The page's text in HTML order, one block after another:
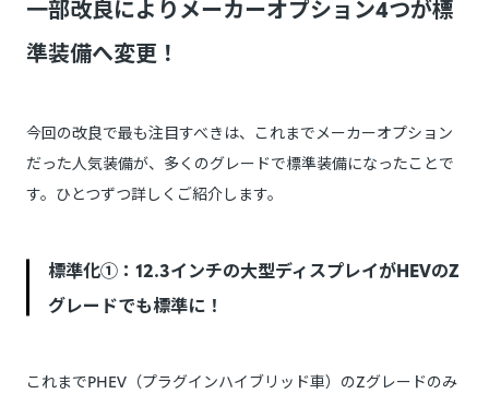
一部改良によりメーカーオプション4つが標
準装備へ変更！
今回の改良で最も注目すべきは、これまでメーカーオプション
だった人気装備が、多くのグレードで標準装備になったことで
す。ひとつずつ詳しくご紹介します。
標準化①：12.3インチの大型ディスプレイがHEVのZ
グレードでも標準に！
これまでPHEV（プラグインハイブリッド車）のZグレードのみ